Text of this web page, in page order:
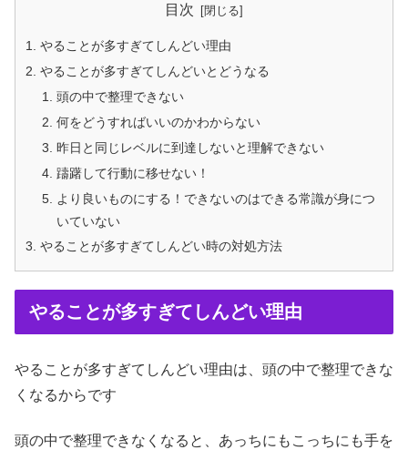
目次
やることが多すぎてしんどい理由
やることが多すぎてしんどいとどうなる
頭の中で整理できない
何をどうすればいいのかわからない
昨日と同じレベルに到達しないと理解できない
躊躇して行動に移せない！
より良いものにする！できないのはできる常識が身につ
いていない
やることが多すぎてしんどい時の対処方法
やることが多すぎてしんどい理由
やることが多すぎてしんどい理由は、頭の中で整理できな
くなるからです
頭の中で整理できなくなると、あっちにもこっちにも手を